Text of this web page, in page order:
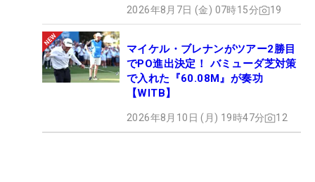
「すごく大事な年になると思っています。下部ツア
ーは長くいる場所ではないですし、しっかり成績を
残して、（ポイントランキング上位15位までに入
り）上のツアーに行きたいです。日本のプロテスト
も、（昨年、最終まで進んだ権利で）今年は2次か
らになる。そこに向けても頑張ります。 去年は（テ
2026年8月7日 (金) 07時15分 19
マイケル・ブレナンがツアー2勝目
でPO進出決定！ バミューダ芝対策
で入れた『60.08M』が奏功
【WITB】
2026年8月10日 (月) 19時47分 12